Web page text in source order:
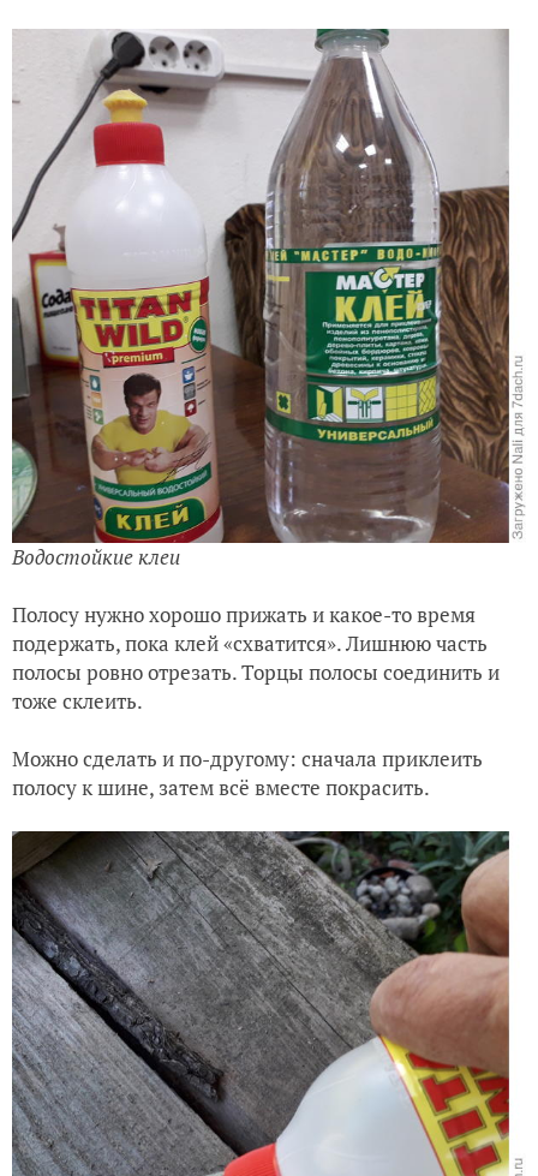
Водостойкие клеи
Полосу нужно хорошо прижать и какое-то время
подержать, пока клей «схватится». Лишнюю часть
полосы ровно отрезать. Торцы полосы соединить и
тоже склеить.
Можно сделать и по-другому: сначала приклеить
полосу к шине, затем всё вместе покрасить.